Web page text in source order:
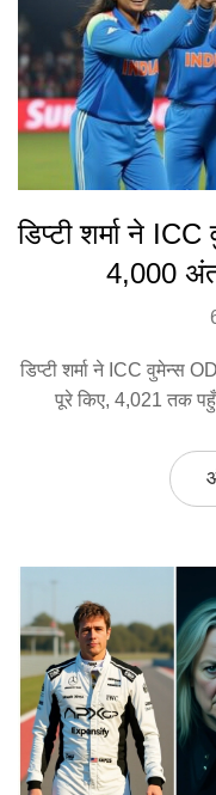
डिप्टी शर्मा ने
4,000
डिप्टी शर्मा ने ICC वुमेन्स
पूरे किए, 4,021 तक